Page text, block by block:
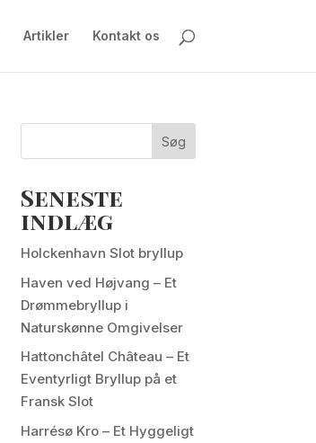
Artikler Kontakt os
Søg
Seneste
indlæg
Holckenhavn Slot bryllup
Haven ved Højvang – Et
Drømmebryllup i
Naturskønne Omgivelser
Hattonchâtel Château – Et
Eventyrligt Bryllup på et
Fransk Slot
Harrésø Kro – Et Hyggeligt